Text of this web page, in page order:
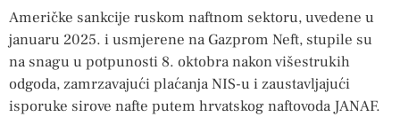
Američke sankcije ruskom naftnom sektoru, uvedene u
januaru 2025. i usmjerene na Gazprom Neft, stupile su
na snagu u potpunosti 8. oktobra nakon višestrukih
odgoda, zamrzavajući plaćanja NIS-u i zaustavljajući
isporuke sirove nafte putem hrvatskog naftovoda JANAF.